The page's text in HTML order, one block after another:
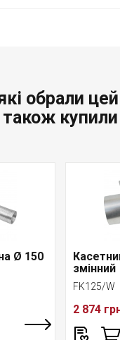
обрали
також купили
Ø 150
змінний
FK125/W
2 874